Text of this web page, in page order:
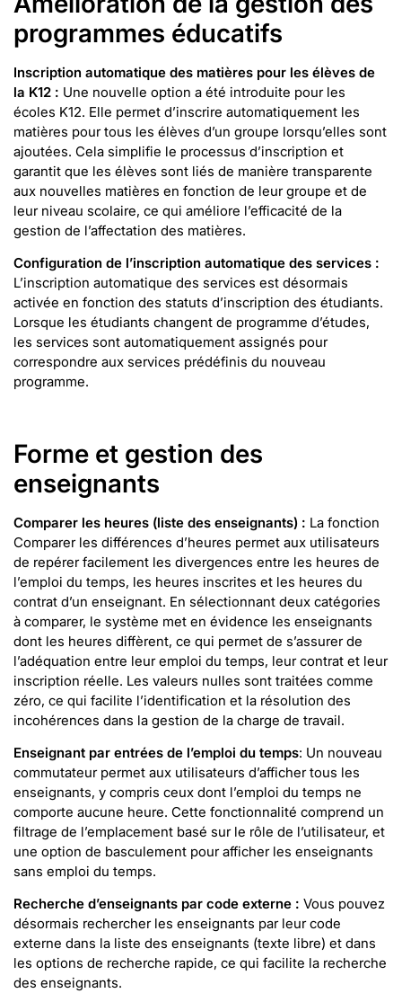
programmes éducatifs
Inscription automatique des matières pour les élèves de
la K12 : Une nouvelle option a été introduite pour les
écoles K12. Elle permet d’inscrire automatiquement les
matières pour tous les élèves d’un groupe lorsqu’elles sont
ajoutées. Cela simplifie le processus d’inscription et
garantit que les élèves sont liés de manière transparente
aux nouvelles matières en fonction de leur groupe et de
leur niveau scolaire, ce qui améliore l’efficacité de la
gestion de l’affectation des matières.
Configuration de l’inscription automatique des services :
L’inscription automatique des services est désormais
activée en fonction des statuts d’inscription des étudiants.
Lorsque les étudiants changent de programme d’études,
les services sont automatiquement assignés pour
correspondre aux services prédéfinis du nouveau
programme.
Forme et gestion des
enseignants
Comparer les heures (liste des enseignants) : La fonction
Comparer les différences d’heures permet aux utilisateurs
de repérer facilement les divergences entre les heures de
l’emploi du temps, les heures inscrites et les heures du
contrat d’un enseignant. En sélectionnant deux catégories
à comparer, le système met en évidence les enseignants
dont les heures diffèrent, ce qui permet de s’assurer de
l’adéquation entre leur emploi du temps, leur contrat et leur
inscription réelle. Les valeurs nulles sont traitées comme
zéro, ce qui facilite l’identification et la résolution des
incohérences dans la gestion de la charge de travail.
Enseignant par entrées de l’emploi du temps: Un nouveau
commutateur permet aux utilisateurs d’afficher tous les
enseignants, y compris ceux dont l’emploi du temps ne
comporte aucune heure. Cette fonctionnalité comprend un
filtrage de l’emplacement basé sur le rôle de l’utilisateur, et
une option de basculement pour afficher les enseignants
sans emploi du temps.
Recherche d’enseignants par code externe : Vous pouvez
désormais rechercher les enseignants par leur code
externe dans la liste des enseignants (texte libre) et dans
les options de recherche rapide, ce qui facilite la recherche
des enseignants.